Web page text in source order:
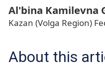
Al'bina Kamilevna
Kazan (Volga Region)
About this